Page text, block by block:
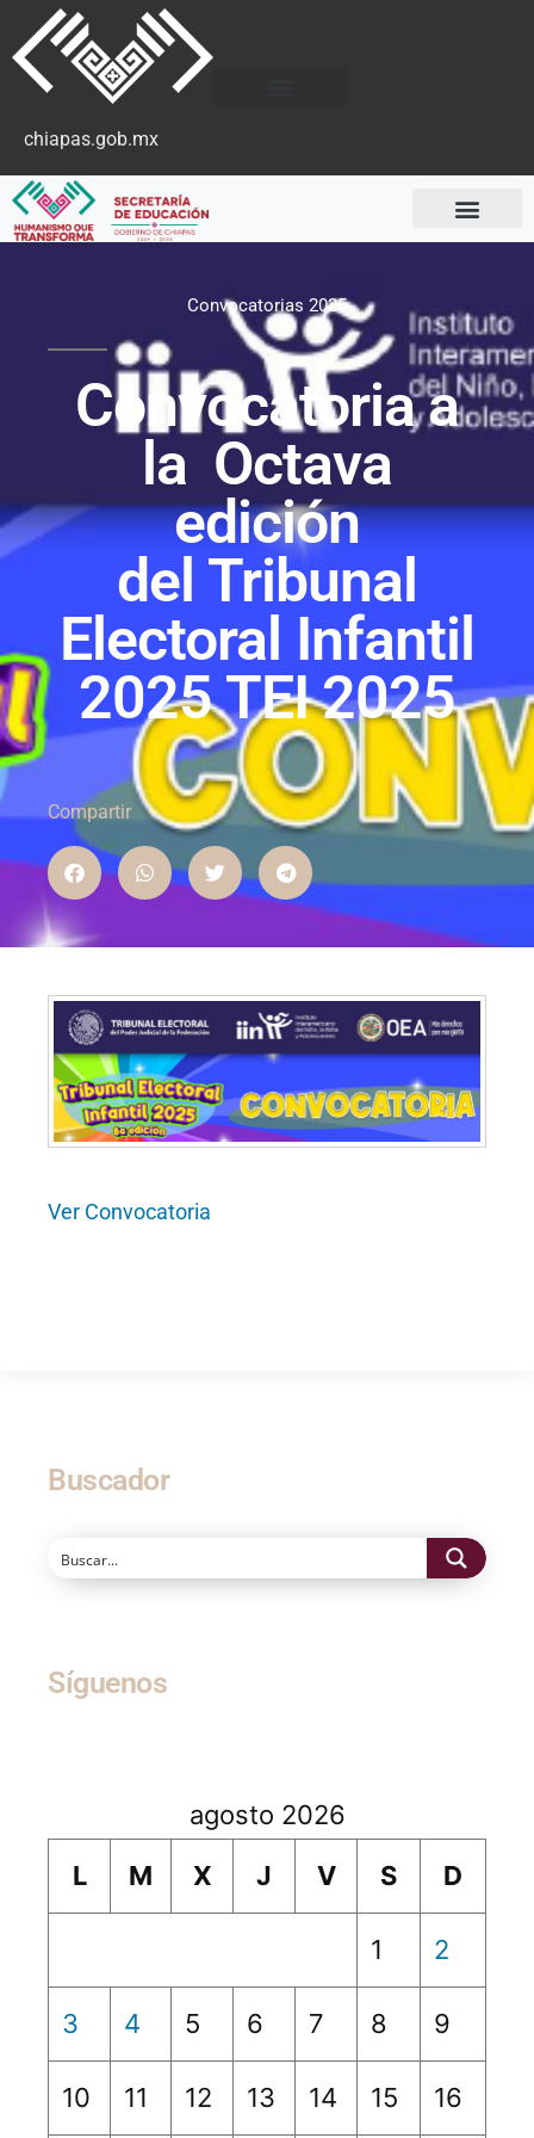
chiapas.gob.mx
Convocatorias 2025
Convocatoria a
la Octava
edición
del Tribunal
Electoral Infantil
2025 TEI 2025
Compartir
Ver Convocatoria
Buscador
Síguenos
agosto 2026
L
M X J V S D
1 2
3 4 5 6 7 8 9
10 11 12 13 14 15 16